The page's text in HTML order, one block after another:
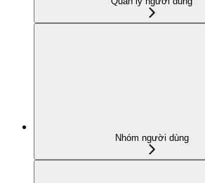
Nhóm người dùng